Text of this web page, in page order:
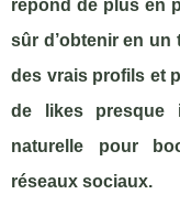
répond de plus en
sûr d’obtenir en
des vrais profils et
de likes presque
naturelle pour
réseaux sociaux.